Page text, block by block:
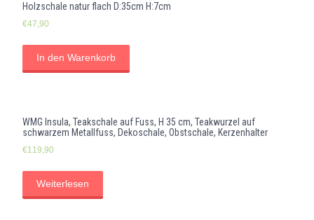
Holzschale natur flach D:35cm H:7cm
€47,90
In den Warenkorb
WMG Insula, Teakschale auf Fuss, H 35 cm, Teakwurzel auf
schwarzem Metallfuss, Dekoschale, Obstschale, Kerzenhalter
€119,90
Weiterlesen